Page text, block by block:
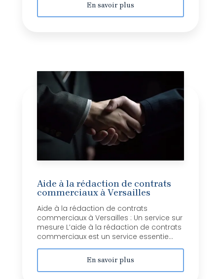
En savoir plus
Aide à la rédaction de contrats
commerciaux à Versailles
Aide à la rédaction de contrats
commerciaux à Versailles : Un service sur
mesure L’aide à la rédaction de contrats
commerciaux est un service essentie...
En savoir plus